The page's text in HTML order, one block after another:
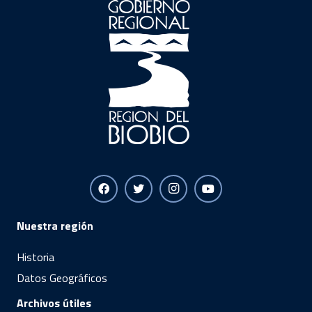
Nuestra región
Historia
Datos Geográficos
Archivos útiles